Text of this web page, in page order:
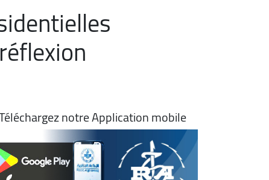
notre Application mobile